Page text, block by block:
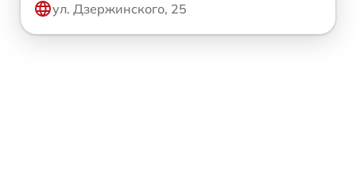
ул. Дзержинского, 25